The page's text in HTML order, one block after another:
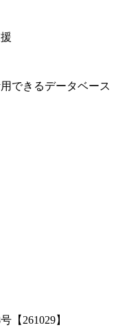
できるデータベース
【261029】